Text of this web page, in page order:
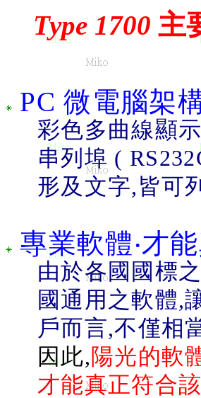
Type 1700 主
PC微電腦架
彩色多曲線顯示
串列埠 (
形及文字, 皆可
專業軟體‧才
由於各國國標
國通用之軟體,
戶而言,不僅相
因此, 陽光的軟
才能真正符合